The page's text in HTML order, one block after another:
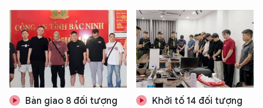
Bàn giao 8 đối tượng
Khởi tố 14 đối tượng